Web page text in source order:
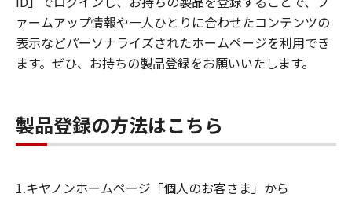
ァームアップ情報や一人ひとりに合わせたコンテンツの
表示などパーソナライズされたホームページを利用でき
ます。ぜひ、お持ちの製品登録をお願いいたします。
製品登録の方法はこちら
1.キヤノンホームページ「個人のお客さま」から